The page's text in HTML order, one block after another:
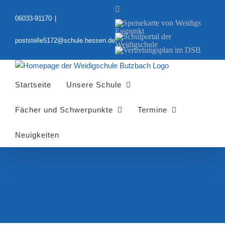
Inhalt06033-91170
poststelle5172@schule.hessen.de
Speisekarte
von
Weidigs
Esspunkt
Schulportal
der
Weidigschule
Vertretungsplan
DSB
Startseite Unsere Schule
Fächer und Schwerpunkte Termine
Neuigkeiten